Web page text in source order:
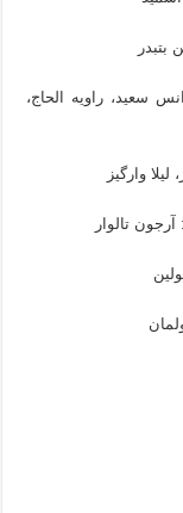
سعید، راویه الحاج،
وارگیز
تالوار